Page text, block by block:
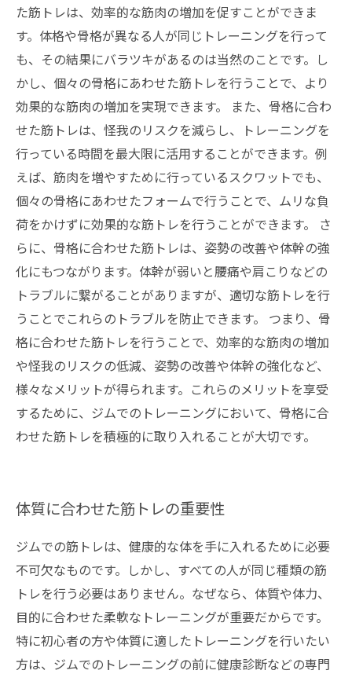
た筋トレは、効率的な筋肉の増加を促すことができま
す。体格や骨格が異なる人が同じトレーニングを行って
も、その結果にバラツキがあるのは当然のことです。し
かし、個々の骨格にあわせた筋トレを行うことで、より
効果的な筋肉の増加を実現できます。 また、骨格に合わ
せた筋トレは、怪我のリスクを減らし、トレーニングを
行っている時間を最大限に活用することができます。例
えば、筋肉を増やすために行っているスクワットでも、
個々の骨格にあわせたフォームで行うことで、ムリな負
荷をかけずに効果的な筋トレを行うことができます。 さ
らに、骨格に合わせた筋トレは、姿勢の改善や体幹の強
化にもつながります。体幹が弱いと腰痛や肩こりなどの
トラブルに繋がることがありますが、適切な筋トレを行
うことでこれらのトラブルを防止できます。 つまり、骨
格に合わせた筋トレを行うことで、効率的な筋肉の増加
や怪我のリスクの低減、姿勢の改善や体幹の強化など、
様々なメリットが得られます。これらのメリットを享受
するために、ジムでのトレーニングにおいて、骨格に合
わせた筋トレを積極的に取り入れることが大切です。
体質に合わせた筋トレの重要性
ジムでの筋トレは、健康的な体を手に入れるために必要
不可欠なものです。しかし、すべての人が同じ種類の筋
トレを行う必要はありません。なぜなら、体質や体力、
目的に合わせた柔軟なトレーニングが重要だからです。
特に初心者の方や体質に適したトレーニングを行いたい
方は、ジムでのトレーニングの前に健康診断などの専門